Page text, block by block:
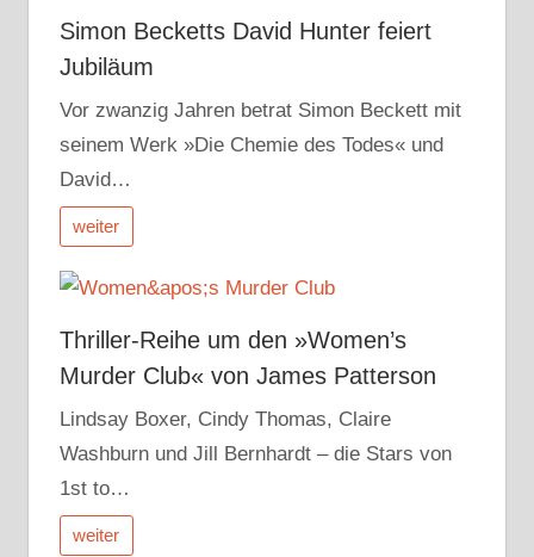
Simon Becketts David Hunter feiert
Jubiläum
Vor zwanzig Jahren betrat Simon Beckett mit
seinem Werk »Die Chemie des Todes« und
David…
weiter
Thriller-Reihe um den »Women’s
Murder Club« von James Patterson
Lindsay Boxer, Cindy Thomas, Claire
Washburn und Jill Bernhardt – die Stars von
1st to…
weiter